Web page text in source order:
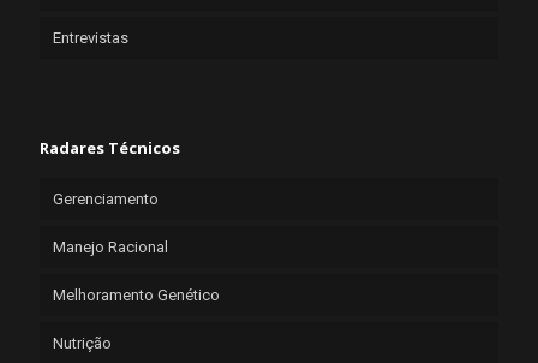
Entrevistas
Radares Técnicos
Gerenciamento
Manejo Racional
Melhoramento Genético
Nutrição